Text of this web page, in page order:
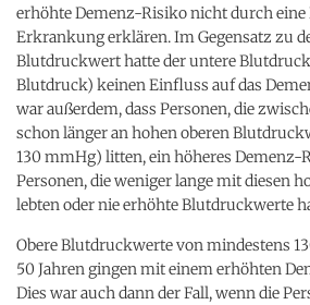
erhöhte Demenz-Risiko nicht durch
Erkrankung erklären. Im Gegensatz zu
Blutdruckwert hatte der untere
Blutdruck) keinen Einfluss auf das
war außerdem, dass Personen, die
schon länger an hohen oberen
130 mmHg) litten, ein höheres Demenz-
Personen, die weniger lange mit diesen
lebten oder nie erhöhte Blutdruckwerte
Obere Blutdruckwerte von mindestens
50 Jahren gingen mit einem erhöhten
Dies war auch dann der Fall, wenn die